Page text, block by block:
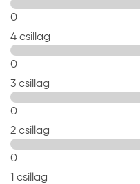
0
4 csillag
0
3 csillag
0
2 csillag
0
1 csillag